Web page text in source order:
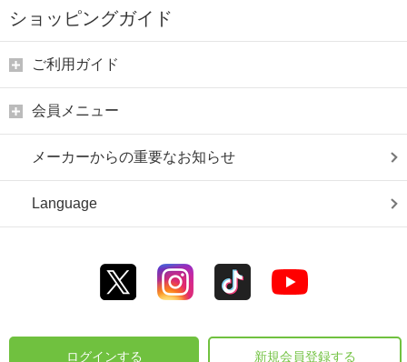
ショッピングガイド
ご利用ガイド
会員メニュー
メーカーからの重要なお知らせ
Language
ログインする 新規会員登録する